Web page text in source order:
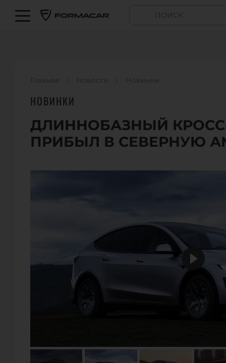
Главная Новости Новинки
НОВИНКИ
ДЛИННОБАЗНЫЙ
ПРИБЫЛ В СЕВЕРНУЮ